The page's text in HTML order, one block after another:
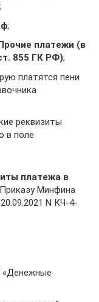
;
платежи (в
855 ГК РФ);
платятся пени
реквизиты
в поле
платежа в
Минфина
N КЧ-4-
«Денежные